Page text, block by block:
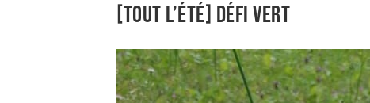
[Tout l’été] Défi vert